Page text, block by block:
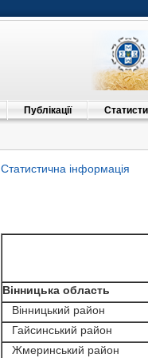
Публікації
Статистична інформація
Вінницька область
Вінницький район
Гайсинський район
Жмеринський район
Вінницька область
Вінницький район
Гайсинський район
Вінницька область
Вінницький район
Гайсинський район
Вінницька область
Вінницький район